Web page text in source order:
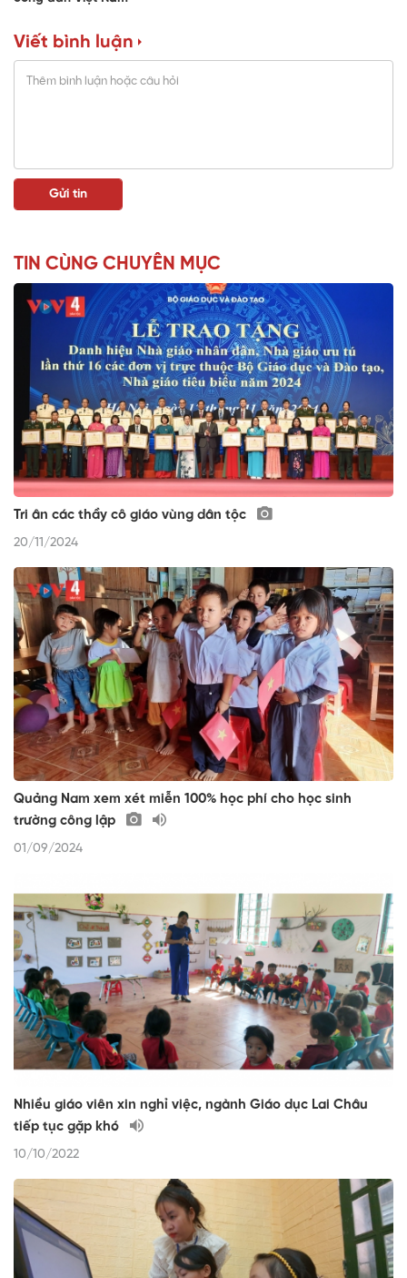
Viết bình luận
TIN CÙNG CHUYÊN MỤC
Tri ân các thầy cô giáo vùng dân tộc
20/11/2024
Quảng Nam xem xét miễn 100% học phí cho học sinh
trường công lập
01/09/2024
Nhiều giáo viên xin nghỉ việc, ngành Giáo dục Lai Châu
tiếp tục gặp khó
10/10/2022